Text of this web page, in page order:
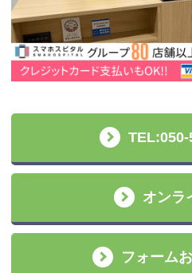
TEL:050-
オンラ
フォーム